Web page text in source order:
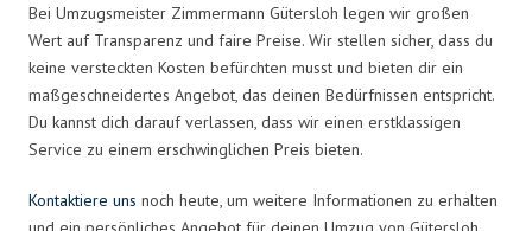
Bei Umzugsmeister Zimmermann Gütersloh legen wir großen
Wert auf Transparenz und faire Preise. Wir stellen sicher, dass du
keine versteckten Kosten befürchten musst und bieten dir ein
maßgeschneidertes Angebot, das deinen Bedürfnissen entspricht.
Du kannst dich darauf verlassen, dass wir einen erstklassigen
Service zu einem erschwinglichen Preis bieten.
Kontaktiere uns noch heute, um weitere Informationen zu erhalten